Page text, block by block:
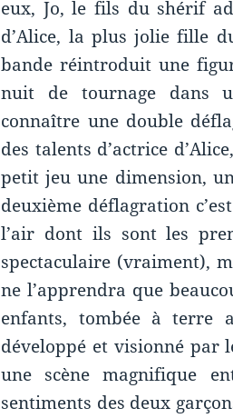
eux, Jo, le fils du shérif
d’Alice, la plus jolie fille
bande réintroduit une
nuit de tournage dans
connaître une double
des talents d’actrice
petit jeu une dimension,
deuxième déflagration
l’air dont ils sont les
spectaculaire (vraiment),
ne l’apprendra que
enfants, tombée à terre
développé et visionné par
une scène magnifique
sentiments des deux